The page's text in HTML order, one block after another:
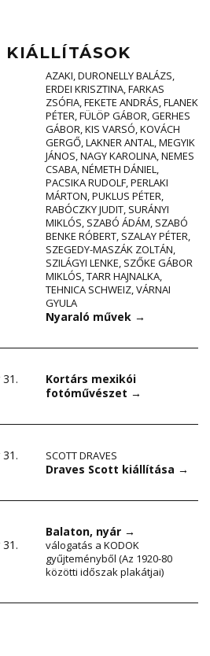
KIÁLLÍTÁSOK
AZAKI,DURONELLY BALÁZS,
ERDEI KRISZTINA,FARKAS
ZSÓFIA,FEKETE ANDRÁS,FLANEK
PÉTER,FÜLÖP GÁBOR,GERHES
GÁBOR,KIS VARSÓ,KOVÁCH
GERGŐ,LAKNER ANTAL,MEGYIK
JÁNOS,NAGY KAROLINA,NEMES
CSABA,NÉMETH DÁNIEL,
PACSIKA RUDOLF,PERLAKI
MÁRTON,PUKLUS PÉTER,
RABÓCZKY JUDIT, SURÁNYI
MIKLÓS, SZABÓ ÁDÁM, SZABÓ
BENKE RÓBERT, SZALAY PÉTER,
SZEGEDY-MASZÁK ZOLTÁN,
SZILÁGYI LENKE, SZŐKE GÁBOR
MIKLÓS,TARR HAJNALKA,
TEHNICA SCHWEIZ,VÁRNAI
GYULA
Nyaraló művek →
Kortárs mexikói
fotóművészet →
SCOTT DRAVES
Draves Scott kiállítása →
Balaton, nyár →
válogatás a KODOK
gyűjteményből (Az 1920-80
közötti időszak plakátjai)